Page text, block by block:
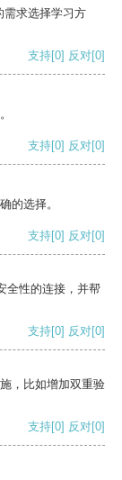
需求选择学习方
支持[0] 反对[0]
支持[0] 反对[0]
的选择。
支持[0] 反对[0]
全性的连接，并帮
支持[0] 反对[0]
，比如增加双重验
支持[0] 反对[0]